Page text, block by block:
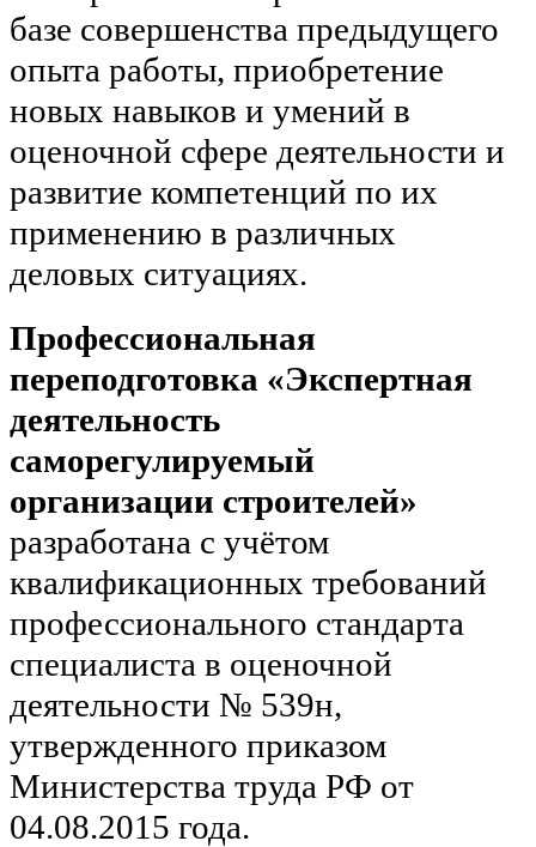
базе совершенства предыдущего
опыта работы, приобретение
новых навыков и умений в
оценочной сфере деятельности и
развитие компетенций по их
применению в различных
деловых ситуациях.
Профессиональная
переподготовка «Экспертная
деятельность
саморегулируемый
организации строителей»
разработана с учётом
квалификационных требований
профессионального стандарта
специалиста в оценочной
деятельности № 539н,
утвержденного приказом
Министерства труда РФ от
04.08.2015 года.